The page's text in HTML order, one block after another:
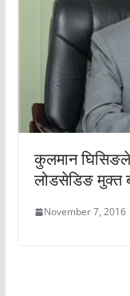
कुलमान
लोडसेडिङ मुक्त
November 7, 2016